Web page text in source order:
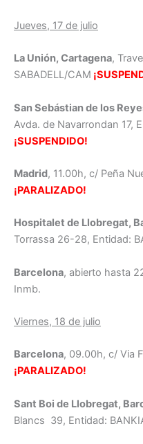
Jueves, 17 de julio
La Unión, Cartagena,
SABADELL/CAM
San Sebástian de los
Avda. de Navarrondan 17,
¡SUSPENDIDO!
Madrid, 11.00h, c/ Peña
¡PARALIZADO!
Hospitalet de Llobregat,
Torrassa 26-28, Entidad:
Barcelona, abierto hasta
Inmb.
Viernes, 18 de julio
Barcelona, 09.00h, c/ Via
¡PARALIZADO!
Sant Boi de Llobregat,
Blancs 39, Entidad: